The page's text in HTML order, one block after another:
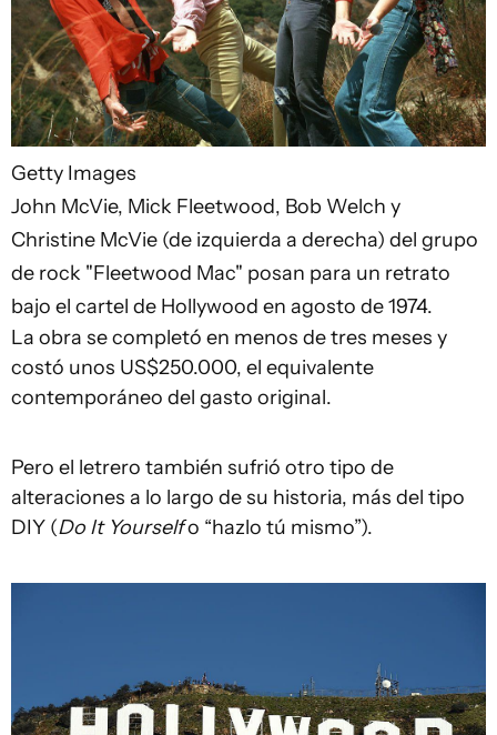
Getty Images
John McVie, Mick Fleetwood, Bob Welch y
Christine McVie (de izquierda a derecha) del grupo
de rock "Fleetwood Mac" posan para un retrato
bajo el cartel de Hollywood en agosto de 1974.
La obra se completó en menos de tres meses y
costó unos US$250.000, el equivalente
contemporáneo del gasto original.
Pero el letrero también sufrió otro tipo de
alteraciones a lo largo de su historia, más del tipo
DIY (Do It Yourselfo “hazlo tú mismo”).